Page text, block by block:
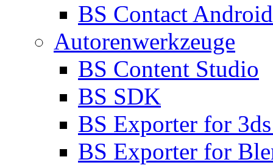
BS Contact Android
Autorenwerkzeuge
BS Content Studio
BS SDK
BS Exporter for
BS Exporter for